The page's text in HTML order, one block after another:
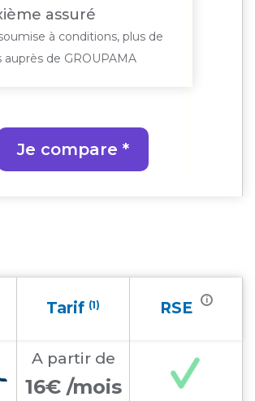
assuré
à conditions, plus de
auprès de GROUPAMA
Je compare *
Tarif (1) RSE i
A partir de
16€ /mois